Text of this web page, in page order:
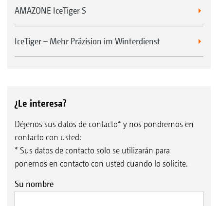
AMAZONE IceTiger S
IceTiger – Mehr Präzision im Winterdienst
¿Le interesa?
Déjenos sus datos de contacto* y nos pondremos en
contacto con usted:
* Sus datos de contacto solo se utilizarán para
ponernos en contacto con usted cuando lo solicite.
Su nombre